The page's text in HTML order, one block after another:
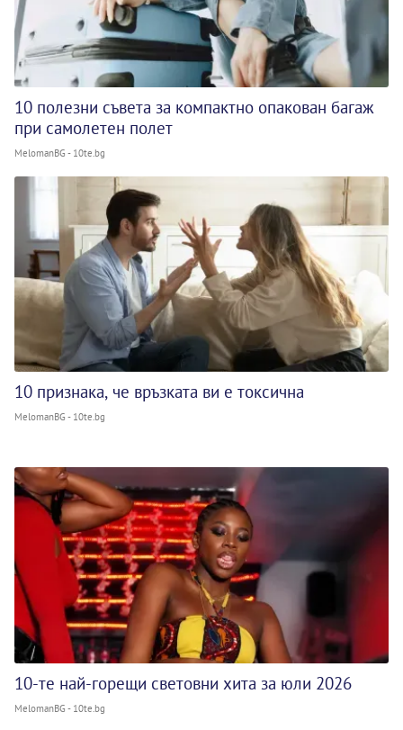
10 полезни съвета за компактно опакован багаж
при самолетен полет
MelomanBG - 10te.bg
10 признака, че връзката ви е токсична
MelomanBG - 10te.bg
10-те най-горещи световни хита за юли 2026
MelomanBG - 10te.bg